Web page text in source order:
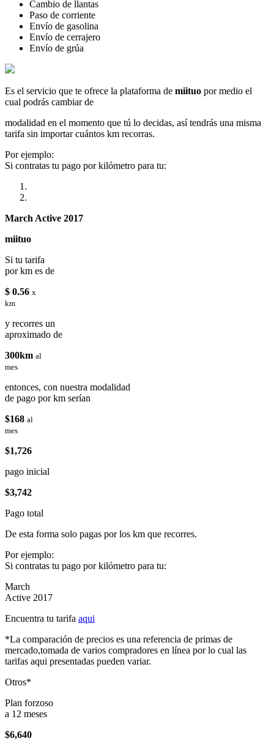
Cambio de llantas
Paso de corriente
Envío de gasolina
Envío de cerrajero
Envío de grúa
Es el servicio que te ofrece la plataforma de miituo por medio el
cual podrás cambiar de
modalidad en el momento que tú lo decidas, así tendrás una misma
tarifa sin importar cuántos km recorras.
Por ejemplo:
Si contratas tu pago por kilómetro para tu:
March Active 2017
miituo
Si tu tarifa
por km es de
$ 0.56 x
km
y recorres un
aproximado de
300km al
mes
entonces, con nuestra modalidad
de pago por km serían
$168 al
mes
$1,726
pago inicial
$3,742
Pago total
De esta forma solo pagas por los km que recorres.
Por ejemplo:
Si contratas tu pago por kilómetro para tu:
March
Active 2017
Encuentra tu tarifa aqui
*La comparación de precios es una referencia de primas de
mercado,tomada de varios compradores en línea por lo cual las
tarifas aqui presentadas pueden variar.
Otros*
Plan forzoso
a 12 meses
$6,640